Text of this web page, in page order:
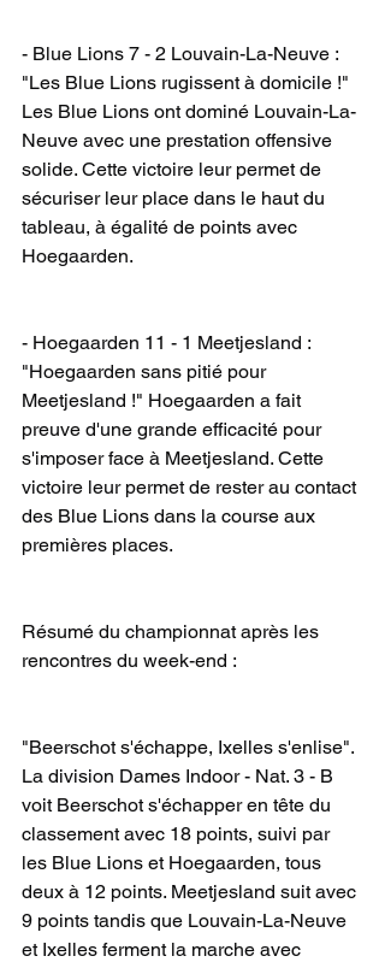
- Blue Lions 7 - 2 Louvain-La-Neuve :
"Les Blue Lions rugissent à domicile !"
Les Blue Lions ont dominé Louvain-La-
Neuve avec une prestation offensive
solide. Cette victoire leur permet de
sécuriser leur place dans le haut du
tableau, à égalité de points avec
Hoegaarden.
- Hoegaarden 11 - 1 Meetjesland :
"Hoegaarden sans pitié pour
Meetjesland !" Hoegaarden a fait
preuve d'une grande efficacité pour
s'imposer face à Meetjesland. Cette
victoire leur permet de rester au contact
des Blue Lions dans la course aux
premières places.
Résumé du championnat après les
rencontres du week-end :
"Beerschot s'échappe, Ixelles s'enlise".
La division Dames Indoor - Nat. 3 - B
voit Beerschot s'échapper en tête du
classement avec 18 points, suivi par
les Blue Lions et Hoegaarden, tous
deux à 12 points. Meetjesland suit avec
9 points tandis que Louvain-La-Neuve
et Ixelles ferment la marche avec